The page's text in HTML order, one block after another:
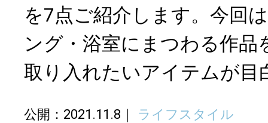
を7点ご紹介します。今回
ング・浴室にまつわる作品
取り入れたいアイテムが目
公開：2021.11.8 ライフスタイル